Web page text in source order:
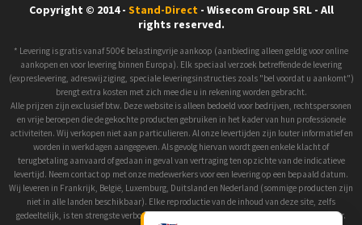
Copyright © 2014 - Stand-Direct - Wisecom Group SRL - All
rights reserved.
* Levering is gratis vanaf 500€ belastingvrije aankoop (aanbieding alleen geldig voor online
aankopen en voor levering binnen Europa). Elk speciaal verzoek betreffende de levering
(expreslevering, adreswijziging, speciale leveringsinstructies zoals "bel voordat u aankomt")
brengt extra kosten met zich mee die u in rekening worden gebracht.
Alle prijzen zijn exclusief btw. Deze website is alleen bedoeld voor bedrijven, rechtspersonen
en vrije beroepen die de gekochte producten gebruiken in het kader van hun professionele
activiteiten. Wij verkopen niet aan particulieren. Al onze levertijden zijn louter informatief en
worden in werkdagen aangegeven. Als gevolg hiervan wordt geen enkele klacht of
terugbetaling aanvaard of gedaan in geval van vertraging ten opzichte van de indicatieve
levertijd. Neem contact op met onze medewerkers voor een levering op een bepaald datum.
Wij leveren in Frankrijk, België, Luxemburg, Duitsland en Nederland (sommige producten zijn
niet in alle landen beschikbaar). Elke reproductie van de inhoud van deze site, zelfs
gedeeltelijk, is ten strengste verboden zonder voorafgaande toestemming van de eigenaar.